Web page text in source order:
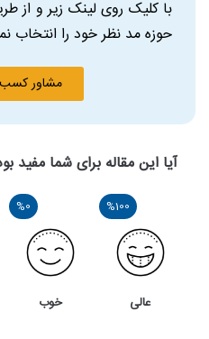
با کلیک روی لینک زیر و از
حوزه مد نظر خود را انتخاب
مشاور کسب
آیا این مقاله برای شما مفید
%100
عالی
%0
خوب